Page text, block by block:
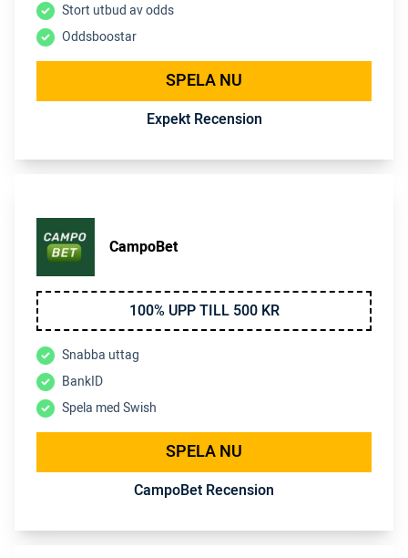
Stort utbud av odds
Oddsboostar
SPELA NU
Expekt Recension
CampoBet
100% UPP TILL 500 KR
Snabba uttag
BankID
Spela med Swish
SPELA NU
CampoBet Recension